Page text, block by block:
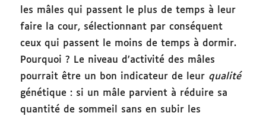
les mâles qui passent le plus de temps à leur
faire la cour, sélectionnant par conséquent
ceux qui passent le moins de temps à dormir.
Pourquoi ? Le niveau d’activité des mâles
pourrait être un bon indicateur de leur qualité
génétique : si un mâle parvient à réduire sa
quantité de sommeil sans en subir les